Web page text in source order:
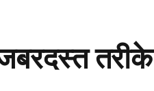
तरीके